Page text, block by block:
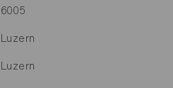
6005
Luzern
Luzern